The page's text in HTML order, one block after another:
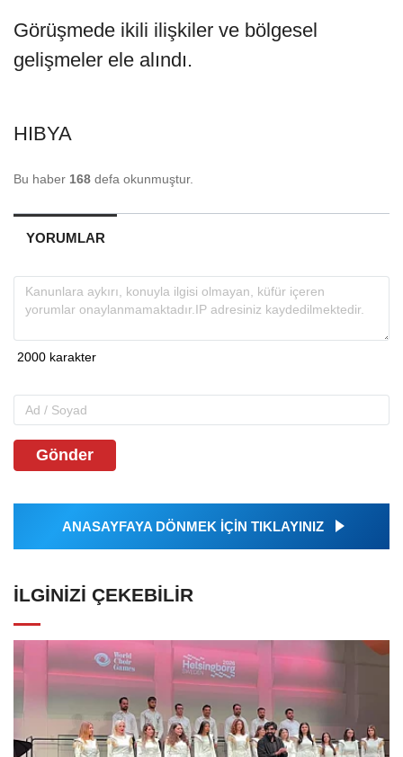
Görüşmede ikili ilişkiler ve bölgesel
gelişmeler ele alındı.
HIBYA
Bu haber 168 defa okunmuştur.
YORUMLAR
Gönder
ANASAYFAYA DÖNMEK İÇİN TIKLAYINIZ
İLGINIZI ÇEKEBILIR